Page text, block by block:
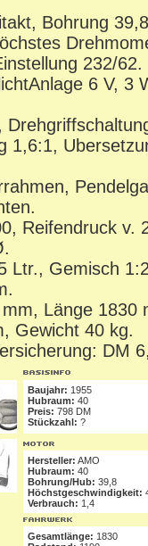
Bohrung
232/62.
6 V, 3
1,6:1,
Reifendruck v.
Ltr., Gemisch
Länge 1830
Gewicht 40 kg.
DM
Baujahr: 1955
Hubraum: 40
Preis: 798 DM
Stückzahl: ?
Hersteller: AMO
Hubraum: 40
Bohrung/Hub: 39,8
Höchstgeschwindigkeit:
Verbrauch: 1,4
Gesamtlänge: 1830